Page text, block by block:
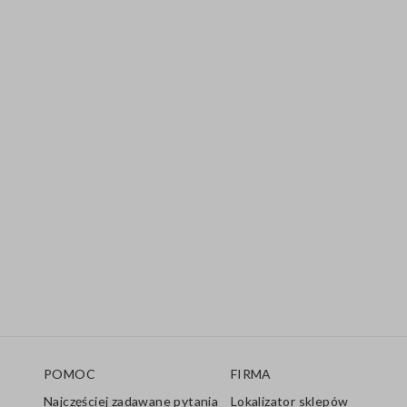
POMOC
Najczęściej zadawane pytania
FIRMA
Lokalizator sklepów